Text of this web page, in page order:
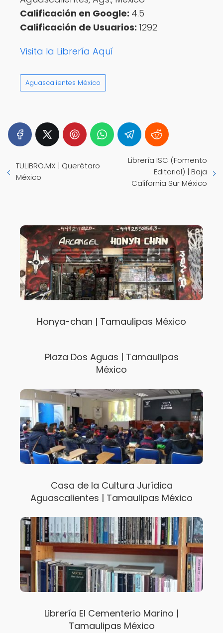
Calificación en Google: 4.5
Calificación de Usuarios: 1292
Visita la Librería Aquí
Aguascalientes México
TULIBRO.MX | Querétaro
México
Librería ISC (Fomento
Editorial) | Baja
California Sur México
Honya-chan | Tamaulipas México
Plaza Dos Aguas | Tamaulipas
México
Casa de la Cultura Jurídica
Aguascalientes | Tamaulipas México
Librería El Cementerio Marino |
Tamaulipas México